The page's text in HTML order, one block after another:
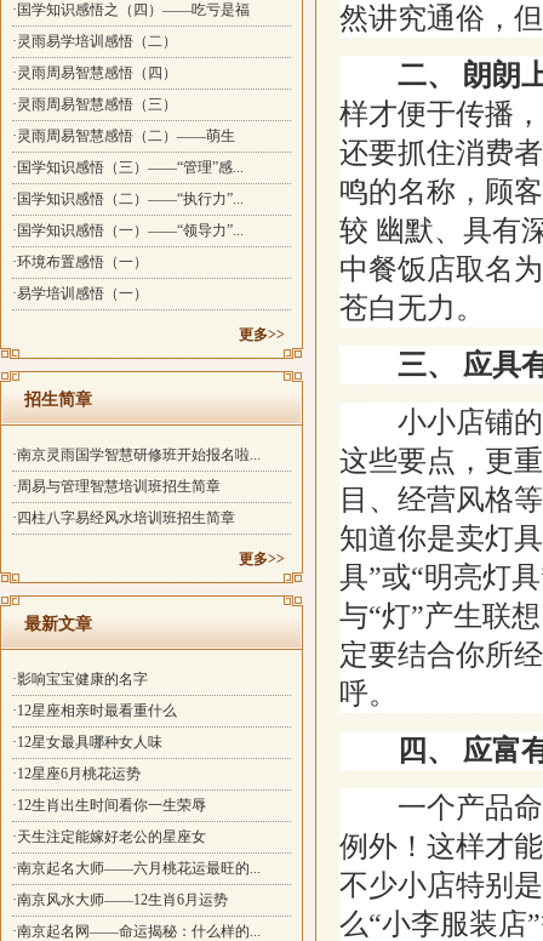
·国学知识感悟之（四）——吃亏是福
·灵雨易学培训感悟（二）
·灵雨周易智慧感悟（四）
·灵雨周易智慧感悟（三）
·灵雨周易智慧感悟（二）——萌生
·国学知识感悟（三）——“管理”感...
·国学知识感悟（二）——“执行力”...
·国学知识感悟（一）——“领导力”...
·环境布置感悟（一）
·易学培训感悟（一）
更多>>
招生简章
·南京灵雨国学智慧研修班开始报名啦...
·周易与管理智慧培训班招生简章
·四柱八字易经风水培训班招生简章
更多>>
最新文章
·影响宝宝健康的名字
·12星座相亲时最看重什么
·12星女最具哪种女人味
·12星座6月桃花运势
·12生肖出生时间看你一生荣辱
·天生注定能嫁好老公的星座女
·南京起名大师——六月桃花运最旺的...
·南京风水大师——12生肖6月运势
·南京起名网——命运揭秘：什么样的...
然讲究通俗，
二、 朗朗
样才便于传播
还要抓住消费
鸣的名称，顾
较 幽默、具有
中餐饭店取名
苍白无力。
三、 应具
小小店铺的
这些要点，更
目、经营风格
知道你是卖灯
具”或“明亮灯
与“灯”产生联
定要结合你所
呼。
四、 应富
一个产品命
例外！这样才
不少小店特别
么“小李服装店